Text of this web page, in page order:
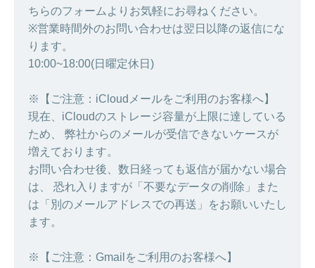
ちらのフォームよりお気軽にお尋ねください。
※営業時間外のお問い合わせは翌日以降の返信にな
ります。
10:00~18:00(日曜定休日)
※【ご注意：iCloudメールをご利用のお客様へ】
現在、iCloudのストレージ容量が上限に達している
ため、 弊社からのメールが受信できないケースが
増えております。
お問い合わせ後、数日経っても返信が届かない場合
は、 恐れ入りますが「不要なデータの削除」また
は「別のメールアドレスでの再送」をお願いいたし
ます。
※【ご注意：Gmailをご利用のお客様へ】